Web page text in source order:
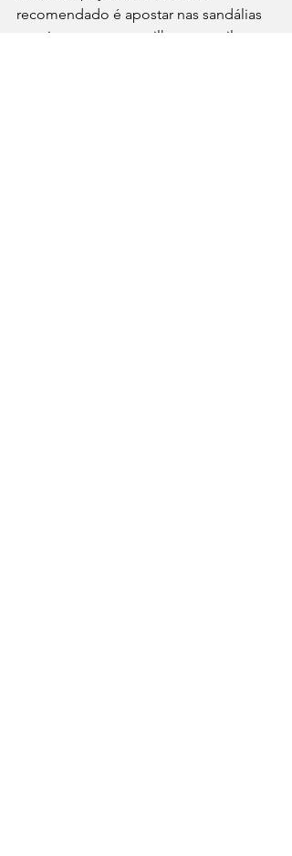
recomendado é apostar nas sandálias
rasteiras ou em sapatilhas no estilo